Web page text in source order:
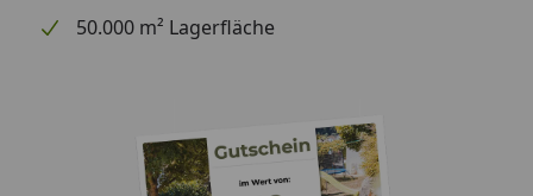
50.000 m² Lagerfläche